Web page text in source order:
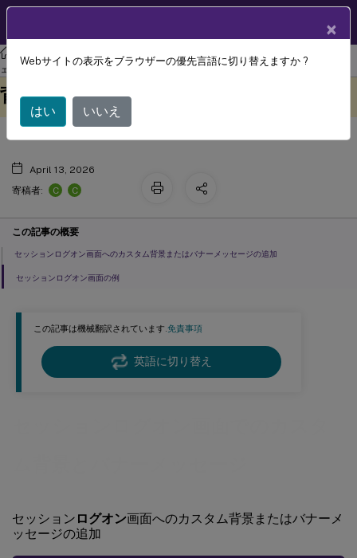
リナックス バーチャル デリバリー エージェント
Linux仮想配信エージ
ェント 2411
この記事は機械翻訳されています.免責事項
英語に切り替え
セッション ログオン画面へのカスタム背景またはバナーメ
ッセージの追加
翻訳されています。
セッションログオン画面でのカスタム
背景とバナーメッセージ
April 13, 2026
寄稿者:
C C
この記事の概要
セッションログオン画面へのカスタム背景またはバナーメッセージの追加
セッションログオン画面の例
×
Webサイトの表示をブラウザーの優先言語に切り替えますか ?
はい いいえ